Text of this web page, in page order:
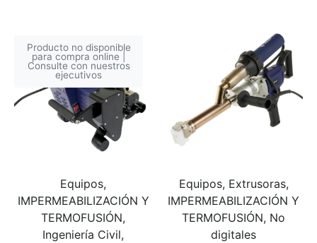
Producto no disponible
para compra online |
Consulte con nuestros
ejecutivos
Equipos,
IMPERMEABILIZACIÓN Y
TERMOFUSIÓN,
Ingeniería Civil,
Equipos, Extrusoras,
IMPERMEABILIZACIÓN Y
TERMOFUSIÓN, No
digitales